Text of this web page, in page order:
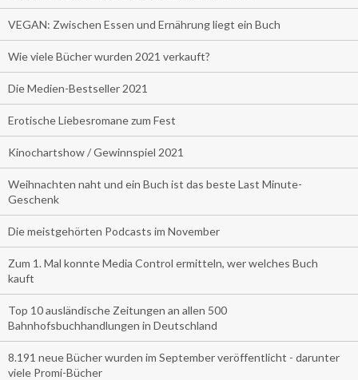
VEGAN: Zwischen Essen und Ernährung liegt ein Buch
Wie viele Bücher wurden 2021 verkauft?
Die Medien-Bestseller 2021
Erotische Liebesromane zum Fest
Kinochartshow / Gewinnspiel 2021
Weihnachten naht und ein Buch ist das beste Last Minute-
Geschenk
Die meistgehörten Podcasts im November
Zum 1. Mal konnte Media Control ermitteln, wer welches Buch
kauft
Top 10 ausländische Zeitungen an allen 500
Bahnhofsbuchhandlungen in Deutschland
8.191 neue Bücher wurden im September veröffentlicht - darunter
viele Promi-Bücher